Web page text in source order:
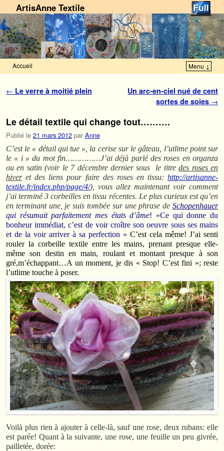
ArtisAnne Textile
Accueil Menu ↓
Navigation des articles
← Le verre à moitié plein
Un arc-en-ciel nué de cent
sortes de soies →
Le détail textile qui change tout……….
Publié le 21 mars 2012 par Anne
C’est le « détail qui tue », la cerise sur le gâteau, l’utlime point sur
le « i » du mot fin……………J’ai déjà parlé des roses en organza
ou en satin (voir le 7 décembre dernier sous le titredes roses en
hiveret des liens pour faire des roses en tissu: http://artisanne-
textile.fr/index.php/page/4/), vous allez maintenant voir comment
j’ai terminé 3 corbeilles en tissu récentes. Le plus curieux est qu’en
en terminant une, je suis tombée sur une phrase de Schopenhauer
qui résumait parfaitement mes états d’âme! »Ce qui donne du
bonheur immédiat, c’est de voir croître son oeuvre sous ses mains
et de la voir arriver à sa perfection » C’est cela même! J’ai senti
rouler la corbeille textile entre les mains, prenant presque elle-
même son destin en main, roulant et montant presque à son
gré,m’échappant…A un moment, je dis « Stop! C’est fini »; reste
l’utlime touche à poser.
Voilà plus rien à ajouter à celle-là, sauf une rose, deux rubans: elle
est parée! Quant à la suivante, une rose, une feuille un peu givrée,
pailletée, dorée: